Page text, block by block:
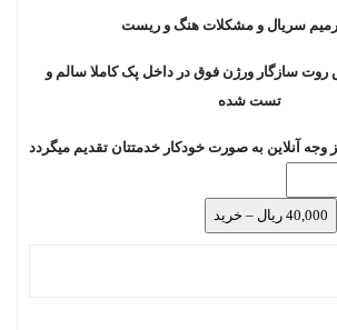
سریال و مشکلات هنگ و ریست
سازگار ورژن فوق در داخل پک کاملا سالم و
تست شده
وجه آنلاین به صورت خودکار خدمتتان تقدیم میگردد